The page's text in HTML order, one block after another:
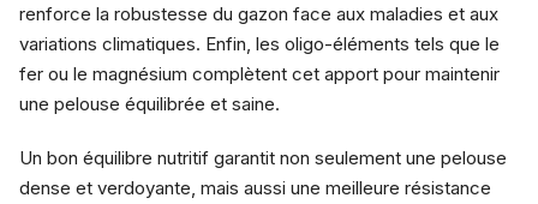
renforce la robustesse du gazon face aux maladies et aux
variations climatiques. Enfin, les oligo-éléments tels que le
fer ou le magnésium complètent cet apport pour maintenir
une pelouse équilibrée et saine.
Un bon équilibre nutritif garantit non seulement une pelouse
dense et verdoyante, mais aussi une meilleure résistance